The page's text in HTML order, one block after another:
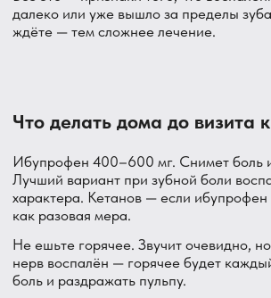
Боль от холодного чаще говорит о кариесе или
чувствительности — нерв ещё цел. Боль от горячего
Это классический признак необратимого пульпита в
запущенной стадии — нерв начинает отмирать.
чтобы снять боль. Это значит, что к врачу нужно сегодня,
не завтра.
Больно ли лечить канал зуба?
Нет. Современная анестезия работает полностью. Вы
почувствуете давление и вибрацию — но не боль. Если
что-то начинает беспокоить — скажите, анестезия
добавляется. Большинство пациентов после лечения
говорят: «Всё оказалось проще, чем я думал».
Можно ли обойтись без лечения канала?
При необратимом пульпите — нет. Воспалённый нерв не